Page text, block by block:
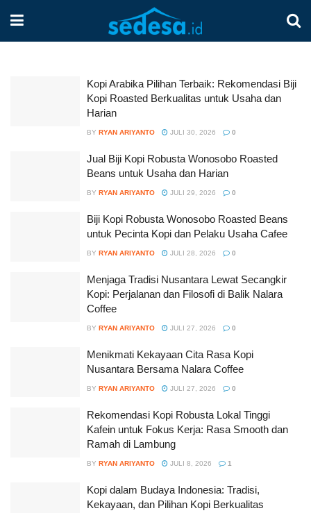
Kopi Arabika Pilihan Terbaik: Rekomendasi Biji
Kopi Roasted Berkualitas untuk Usaha dan
Harian
BY RYAN ARIYANTO JULI 30, 2026 0
Jual Biji Kopi Robusta Wonosobo Roasted
Beans untuk Usaha dan Harian
BY RYAN ARIYANTO JULI 29, 2026 0
Biji Kopi Robusta Wonosobo Roasted Beans
untuk Pecinta Kopi dan Pelaku Usaha Cafee
BY RYAN ARIYANTO JULI 28, 2026 0
Menjaga Tradisi Nusantara Lewat Secangkir
Kopi: Perjalanan dan Filosofi di Balik Nalara
Coffee
BY RYAN ARIYANTO JULI 27, 2026 0
Menikmati Kekayaan Cita Rasa Kopi
Nusantara Bersama Nalara Coffee
BY RYAN ARIYANTO JULI 27, 2026 0
Rekomendasi Kopi Robusta Lokal Tinggi
Kafein untuk Fokus Kerja: Rasa Smooth dan
Ramah di Lambung
BY RYAN ARIYANTO JULI 8, 2026 1
Kopi dalam Budaya Indonesia: Tradisi,
Kekayaan, dan Pilihan Kopi Berkualitas